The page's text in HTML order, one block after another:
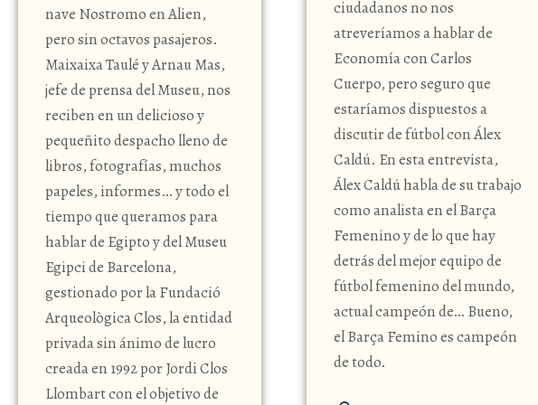
nave Nostromo en Alien,
pero sin octavos pasajeros.
Maixaixa Taulé y Arnau Mas,
jefe de prensa del Museu, nos
reciben en un delicioso y
pequeñito despacho lleno de
libros, fotografías, muchos
papeles, informes… y todo el
tiempo que queramos para
hablar de Egipto y del Museu
Egipci de Barcelona,
gestionado por la Fundació
Arqueològica Clos, la entidad
privada sin ánimo de lucro
creada en 1992 por Jordi Clos
Llombart con el objetivo de
ciudadanos no nos
atreveríamos a hablar de
Economía con Carlos
Cuerpo, pero seguro que
estaríamos dispuestos a
discutir de fútbol con Álex
Caldú. En esta entrevista,
Álex Caldú habla de su trabajo
como analista en el Barça
Femenino y de lo que hay
detrás del mejor equipo de
fútbol femenino del mundo,
actual campeón de… Bueno,
el Barça Femino es campeón
de todo.